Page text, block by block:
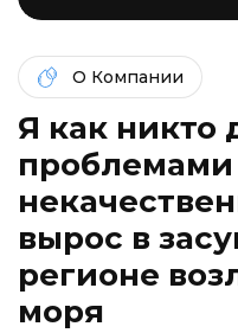
О Компании
Я как никто
проблемами
вырос в
регионе
моря